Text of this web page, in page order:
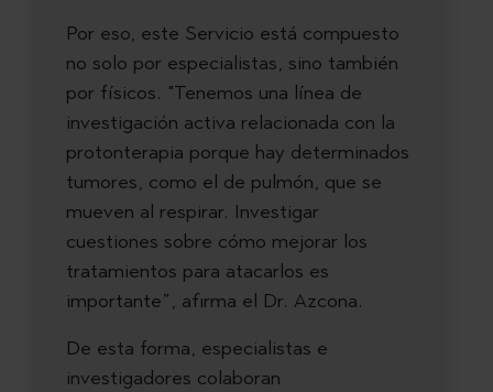
Por eso, este Servicio está compuesto
no solo por especialistas, sino también
por físicos. "Tenemos una línea de
investigación activa relacionada con la
protonterapia porque hay determinados
tumores, como el de pulmón, que se
mueven al respirar. Investigar
cuestiones sobre cómo mejorar los
tratamientos para atacarlos es
importante”, afirma el Dr. Azcona.
De esta forma, especialistas e
investigadores colaboran